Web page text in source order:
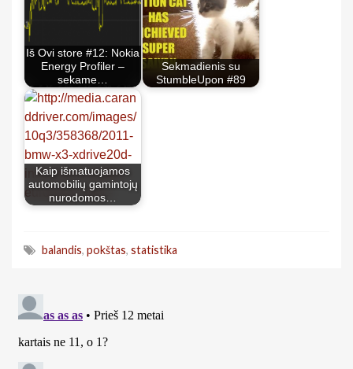
Iš Ovi store #12: Nokia
Energy Profiler –
sekame…
Sekmadienis su
StumbleUpon #89
Kaip išmatuojamos
automobilių gamintojų
nurodomos…
balandis, pokštas, statistika